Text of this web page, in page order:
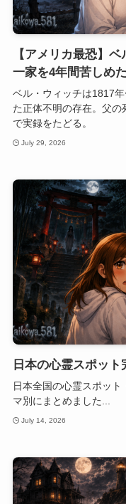
【アメリカ最恐】
一家を4年間苦しめ
ベル・ウィッチは1817
た正体不明の存在。父の
で実録をたどる。
July 29, 2026
日本の心霊スポット
日本全国の心霊スポッ
マ別にまとめました...
July 14, 2026